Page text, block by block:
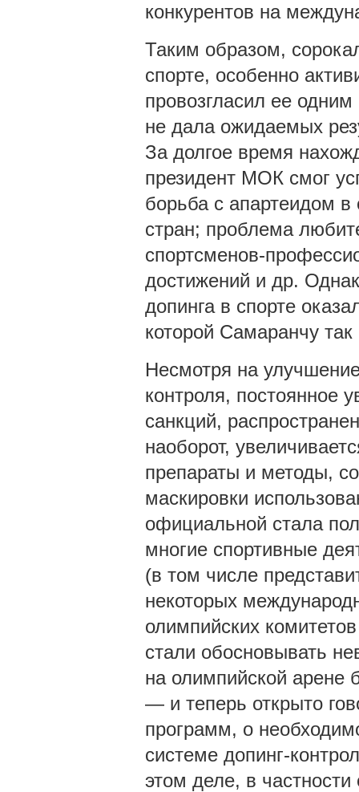
конкурентов на
Таким образом,
спорте, особенно
провозгласил ее
не дала ожидаемых
За долгое время
президент МОК смог
борьба с апартеидом в
стран; проблема
спортсменов-
достижений и др.
допинга в спорте
которой Самаранчу
Несмотря на
контроля, постоянное
санкций,
наоборот,
препараты и методы,
маскировки
официальной стала
многие спортивные
(в том числе
некоторых
олимпийских
стали обосновывать
на олимпийской арене
— и теперь открыто
программ, о
системе допинг-
этом деле, в